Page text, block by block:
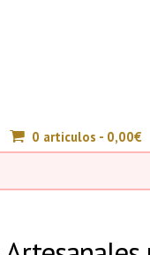
0 articulos - 0,00€